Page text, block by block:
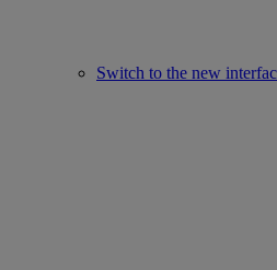
Switch to the new